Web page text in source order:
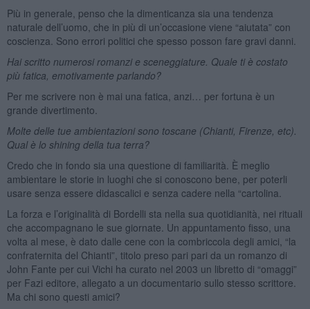
Più in generale, penso che la dimenticanza sia una tendenza
naturale dell’uomo, che in più di un’occasione viene “aiutata” con
coscienza. Sono errori politici che spesso posson fare gravi danni.
Hai scritto numerosi romanzi e sceneggiature. Quale ti è costato
più fatica, emotivamente parlando?
Per me scrivere non è mai una fatica, anzi… per fortuna è un
grande divertimento.
Molte delle tue ambientazioni sono toscane (Chianti, Firenze, etc).
Qual è lo shining della tua terra?
Credo che in fondo sia una questione di familiarità. È meglio
ambientare le storie in luoghi che si conoscono bene, per poterli
usare senza essere didascalici e senza cadere nella “cartolina.
La forza e l’originalità di Bordelli sta nella sua quotidianità, nei rituali
che accompagnano le sue giornate. Un appuntamento fisso, una
volta al mese, è dato dalle cene con la combriccola degli amici, “la
confraternita del Chianti”, titolo preso pari pari da un romanzo di
John Fante per cui Vichi ha curato nel 2003 un libretto di “omaggi”
per Fazi editore, allegato a un documentario sullo stesso scrittore.
Ma chi sono questi amici?